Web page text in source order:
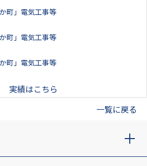
か町」電気工事等
か町」電気工事等
か町」電気工事等
実績はこちら
一覧に戻る